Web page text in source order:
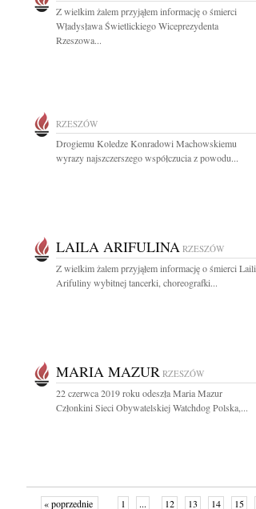
Z wielkim żalem przyjąłem informację o śmierci
Władysława Świetlickiego Wiceprezydenta
Rzeszowa...
RZESZÓW
Drogiemu Koledze Konradowi Machowskiemu
wyrazy najszczerszego współczucia z powodu...
LAILA ARIFULINA RZESZÓW
Z wielkim żalem przyjąłem informację o śmierci Laili
Arifuliny wybitnej tancerki, choreografki...
MARIA MAZUR RZESZÓW
22 czerwca 2019 roku odeszła Maria Mazur
Członkini Sieci Obywatelskiej Watchdog Polska,...
« poprzednie 1 ... 12 13 14 15